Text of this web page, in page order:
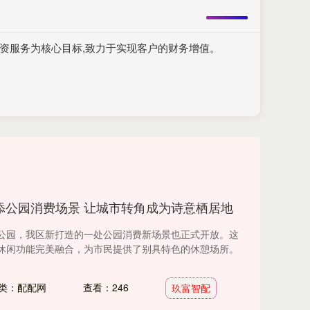
务为核心目标,致力于实现客户的财务增值。
园消费场景 让城市转角成为诗意栖居地
园，我区新打造的一处公园消费新场景也正式开放。这
功能完美融合，为市民提供了别具特色的休憩场所。
：配配网 查看：246 玖富智配